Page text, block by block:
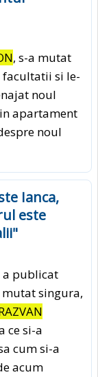
, s-a mutat
si le-
noul
apartament
noul
Ianca,
este
a publicat
singura,
ce si-a
cum si-a
acum